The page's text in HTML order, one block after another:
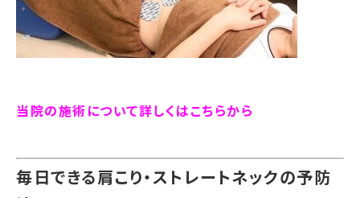
当院の施術について詳しくはこちらから
毎日できる肩こり・ストレートネックの予防